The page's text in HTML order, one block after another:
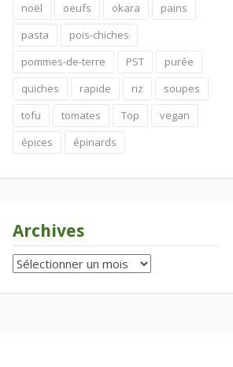
noël
oeufs okara
pains
pasta
pois-chiches
pommes-de-terre
PST
purée
quiches
rapide riz
soupes
tofu
tomates Top
vegan
épices
épinards
Archives
Archives